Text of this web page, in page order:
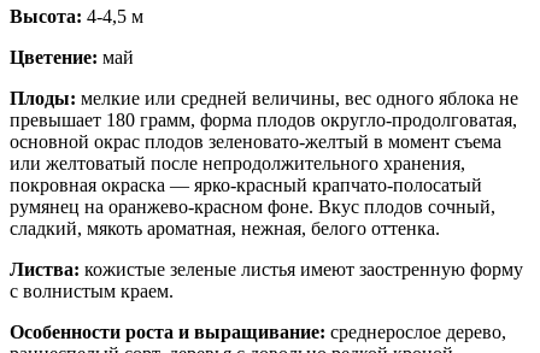
Высота: 4-4,5 м
Цветение: май
Плоды: мелкие или средней величины, вес одного яблока не
превышает 180 грамм, форма плодов округло-продолговатая,
основной окрас плодов зеленовато-желтый в момент съема
или желтоватый после непродолжительного хранения,
покровная окраска — ярко-красный крапчато-полосатый
румянец на оранжево-красном фоне. Вкус плодов сочный,
сладкий, мякоть ароматная, нежная, белого оттенка.
Листва: кожистые зеленые листья имеют заостренную форму
с волнистым краем.
Особенности роста и выращивание: среднерослое дерево,